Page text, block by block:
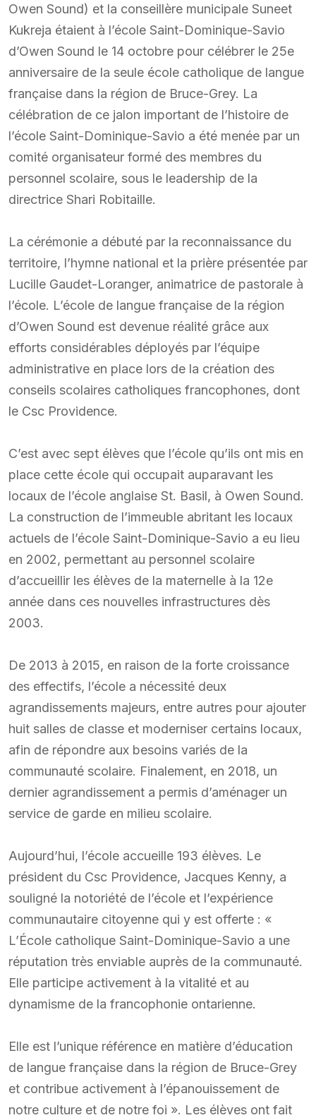
Owen Sound) et la conseillère municipale Suneet
Kukreja étaient à l’école Saint-Dominique-Savio
d’Owen Sound le 14 octobre pour célébrer le 25e
anniversaire de la seule école catholique de langue
française dans la région de Bruce-Grey. La
célébration de ce jalon important de l’histoire de
l’école Saint-Dominique-Savio a été menée par un
comité organisateur formé des membres du
personnel scolaire, sous le leadership de la
directrice Shari Robitaille.
La cérémonie a débuté par la reconnaissance du
territoire, l’hymne national et la prière présentée par
Lucille Gaudet-Loranger, animatrice de pastorale à
l’école. L’école de langue française de la région
d’Owen Sound est devenue réalité grâce aux
efforts considérables déployés par l’équipe
administrative en place lors de la création des
conseils scolaires catholiques francophones, dont
le Csc Providence.
C’est avec sept élèves que l’école qu’ils ont mis en
place cette école qui occupait auparavant les
locaux de l’école anglaise St. Basil, à Owen Sound.
La construction de l’immeuble abritant les locaux
actuels de l’école Saint-Dominique-Savio a eu lieu
en 2002, permettant au personnel scolaire
d’accueillir les élèves de la maternelle à la 12e
année dans ces nouvelles infrastructures dès
2003.
De 2013 à 2015, en raison de la forte croissance
des effectifs, l’école a nécessité deux
agrandissements majeurs, entre autres pour ajouter
huit salles de classe et moderniser certains locaux,
afin de répondre aux besoins variés de la
communauté scolaire. Finalement, en 2018, un
dernier agrandissement a permis d’aménager un
service de garde en milieu scolaire.
Aujourd’hui, l’école accueille 193 élèves. Le
président du Csc Providence, Jacques Kenny, a
souligné la notoriété de l’école et l’expérience
communautaire citoyenne qui y est offerte : «
L’École catholique Saint-Dominique-Savio a une
réputation très enviable auprès de la communauté.
Elle participe activement à la vitalité et au
dynamisme de la francophonie ontarienne.
Elle est l’unique référence en matière d’éducation
de langue française dans la région de Bruce-Grey
et contribue activement à l’épanouissement de
notre culture et de notre foi ». Les élèves ont fait